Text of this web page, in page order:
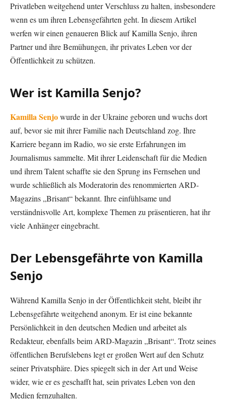
Privatleben weitgehend unter Verschluss zu halten, insbesondere
wenn es um ihren Lebensgefährten geht. In diesem Artikel
werfen wir einen genaueren Blick auf Kamilla Senjo, ihren
Partner und ihre Bemühungen, ihr privates Leben vor der
Öffentlichkeit zu schützen.
Wer ist Kamilla Senjo?
Kamilla Senjowurde in der Ukraine geboren und wuchs dort
auf, bevor sie mit ihrer Familie nach Deutschland zog. Ihre
Karriere begann im Radio, wo sie erste Erfahrungen im
Journalismus sammelte. Mit ihrer Leidenschaft für die Medien
und ihrem Talent schaffte sie den Sprung ins Fernsehen und
wurde schließlich als Moderatorin des renommierten ARD-
Magazins „Brisant“ bekannt. Ihre einfühlsame und
verständnisvolle Art, komplexe Themen zu präsentieren, hat ihr
viele Anhänger eingebracht.
Der Lebensgefährte von Kamilla
Senjo
Während Kamilla Senjo in der Öffentlichkeit steht, bleibt ihr
Lebensgefährte weitgehend anonym. Er ist eine bekannte
Persönlichkeit in den deutschen Medien und arbeitet als
Redakteur, ebenfalls beim ARD-Magazin „Brisant“. Trotz seines
öffentlichen Berufslebens legt er großen Wert auf den Schutz
seiner Privatsphäre. Dies spiegelt sich in der Art und Weise
wider, wie er es geschafft hat, sein privates Leben von den
Medien fernzuhalten.